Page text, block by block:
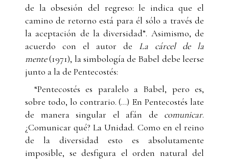
de la obsesión del regreso: le indica que el
camino de retorno está para él sólo a través de
la aceptación de la diversidad”. Asimismo, de
acuerdo con el autor de La cárcel de la
mente(1971), la simbología de Babel debe leerse
junto a la de Pentecostés:
“Pentecostés es paralelo a Babel, pero es,
sobre todo, lo contrario. (…) En Pentecostés late
de manera singular el afán de comunicar.
¿Comunicar qué? La Unidad. Como en el reino
de la diversidad esto es absolutamente
imposible, se desfigura el orden natural del